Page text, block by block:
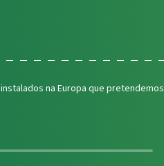
instalados na Europa que pretendemos